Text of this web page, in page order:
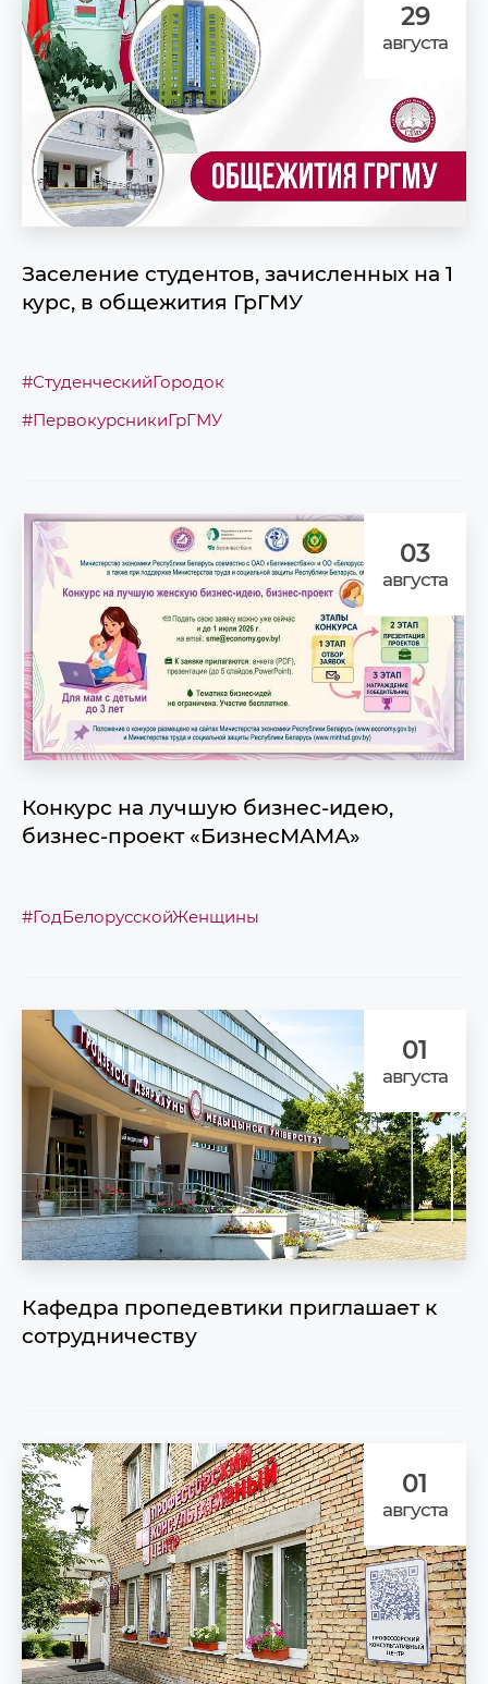
29
августа
Заселение студентов, зачисленных на 1
курс, в общежития ГрГМУ
#СтуденческийГородок
#ПервокурсникиГрГМУ
03
августа
Конкурс на лучшую бизнес-идею,
бизнес-проект «БизнесМАМА»
#ГодБелорусскойЖенщины
01
августа
Кафедра пропедевтики приглашает к
сотрудничеству
01
августа